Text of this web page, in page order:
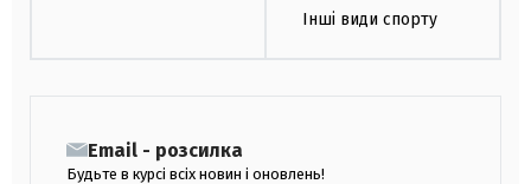
Інші види спорту
Email - розсилка
Будьте в курсі всіх новин і оновлень!